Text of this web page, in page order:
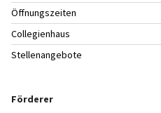
Öffnungszeiten
Collegienhaus
Stellenangebote
Förderer